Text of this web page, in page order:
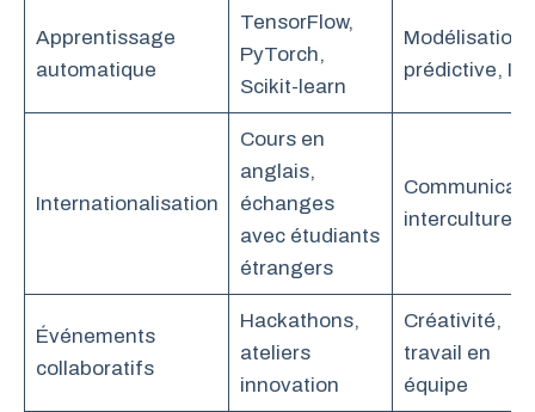
Apprentissage
automatique
TensorFlow,
PyTorch,
Scikit-learn
Modélisation
prédictive, IA
Internationalisation
Cours en
anglais,
échanges
avec étudiants
étrangers
interculturelle
Événements
collaboratifs
Hackathons,
ateliers
innovation
Créativité,
travail en
équipe